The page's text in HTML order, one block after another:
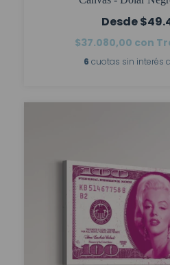
$37.080,00 con
6 cuotas sin interés